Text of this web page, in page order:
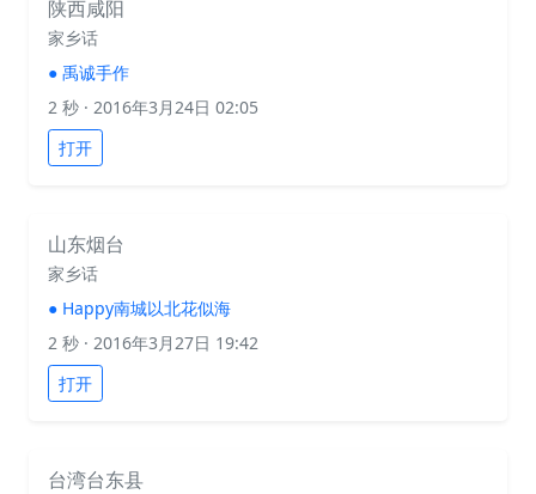
陕西咸阳
家乡话
● 禹诚手作
2 秒 · 2016年3月24日 02:05
打开
山东烟台
家乡话
● Happy南城以北花似海
2 秒 · 2016年3月27日 19:42
打开
台湾台东县